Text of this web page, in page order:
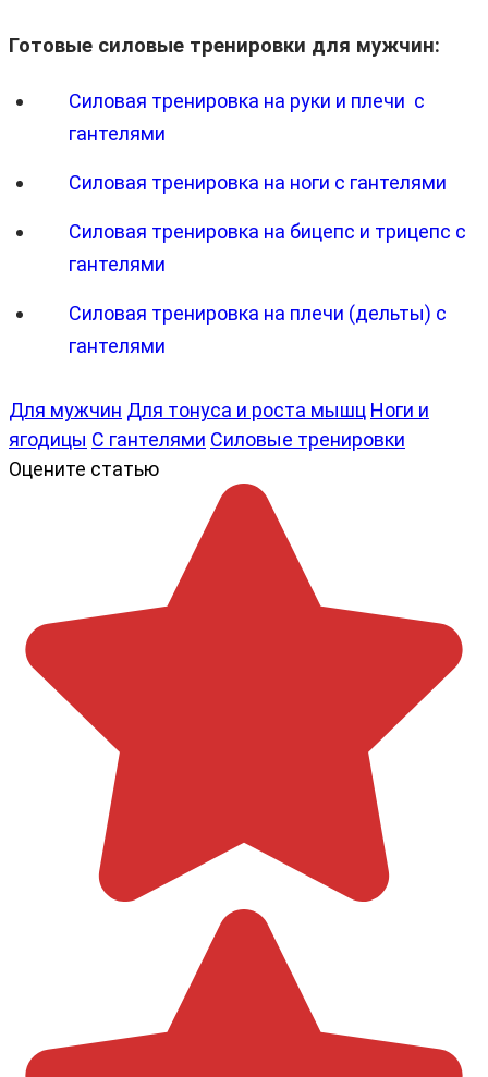
Готовые силовые тренировки для мужчин:
Силовая тренировка на руки и плечи с
гантелями
Силовая тренировка на ноги с гантелями
Силовая тренировка на бицепс и трицепс с
гантелями
Силовая тренировка на плечи (дельты) с
гантелями
Для мужчин Для тонуса и роста мышц Ноги и
ягодицы С гантелями Силовые тренировки
Оцените статью